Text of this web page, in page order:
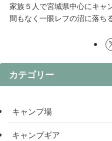
家族５人で宮城県中心にキャ
間もなく一眼レフの沼に落ち
カテゴリー
キャンプ場
キャンプギア